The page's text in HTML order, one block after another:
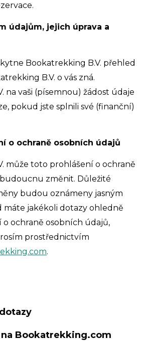
údajům, jejich úprava a
Bookatrekking B.V. přehled
B.V. o vás zná.
na vaši (písemnou) žádost údaje
pokud jste splnili své (finanční)
o ochraně osobních údajů
může toto prohlášení o ochraně
změnit. Důležité
budou oznámeny jasným
máte jakékoli dotazy ohledně
ochraně osobních údajů,
prostřednictvím
.
Bookatrekking.com